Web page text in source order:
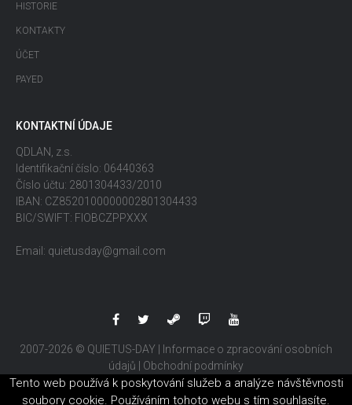
HISTORIE
KONTAKTY
ÚČET
PAYED
KONTAKTNÍ ÚDAJE
QDLAN, z.s.
Identifikační číslo: 06440363
Číslo účtu: 2801304433/2010
IBAN: CZ8520100000002801304433
BIC/SWIFT: FIOBCZPPXXX
Email: quietusday@gmail.com
2007-2026 © QUIETUS-DAY |
Informace o zpracování osobních
údajů
Obchodní podmínky
Tento web používá k poskytování služeb a analýze návštěvnosti
soubory cookie. Používáním tohoto webu s tím souhlasíte.